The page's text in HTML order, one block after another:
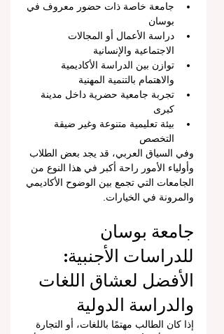
جامعة خاصة ذات حضور معروف في
بوسان
دراسة الأعمال أو المجالات
الاجتماعية والإنسانية
توازن بين الدراسة الأكاديمية
والاهتمام بالتنمية المهنية
تجربة جامعية حضرية داخل مدينة
كبرى
بيئة تعليمية متنوعة وغير ضيقة
التخصص
وفي السياق العربي، قد يجد بعض الطلاب
وأولياء الأمور راحة أكبر في هذا النوع من
الجامعات التي تجمع بين الوضوح الأكاديمي
والمرونة في الخيارات.
جامعة بوسان
للدراسات الأجنبية:
الأفضل لعشاق اللغات
والدراسة الدولية
إذا كان الطالب مهتمًا باللغات، أو التجارة